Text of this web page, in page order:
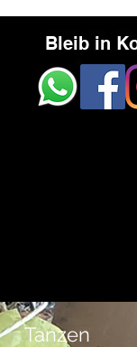
Bleib in
Tanzen